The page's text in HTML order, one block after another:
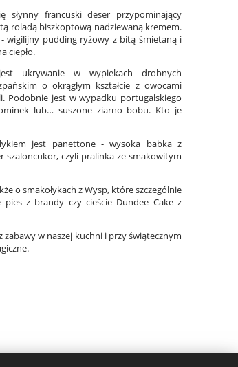
słynny francuski deser przypominający
roladą biszkoptową nadziewaną kremem.
wigilijny pudding ryżowy z bitą śmietaną i
ciepło.
ukrywanie w wypiekach drobnych
o okrągłym kształcie z owocami
Podobnie jest w wypadku portugalskiego
lub… suszone ziarno bobu. Kto je
jest panettone - wysoka babka z
szaloncukor, czyli pralinka ze smakowitym
o smakołykach z Wysp, które szczególnie
z brandy czy cieście Dundee Cake z
w naszej kuchni i przy świątecznym